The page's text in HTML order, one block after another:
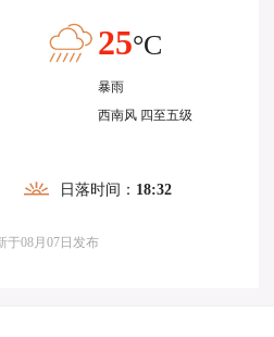
25°C
暴雨
西南风 四至五级
日落时间： 18:32
于08月07日发布